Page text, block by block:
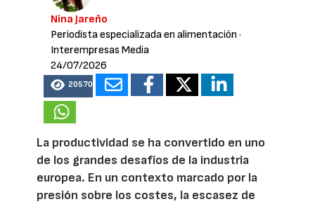
Nina Jareño
Periodista especializada en alimentación ·
Interempresas Media
24/07/2026
20570
La productividad se ha convertido en uno
de los grandes desafíos de la industria
europea. En un contexto marcado por la
presión sobre los costes, la escasez de